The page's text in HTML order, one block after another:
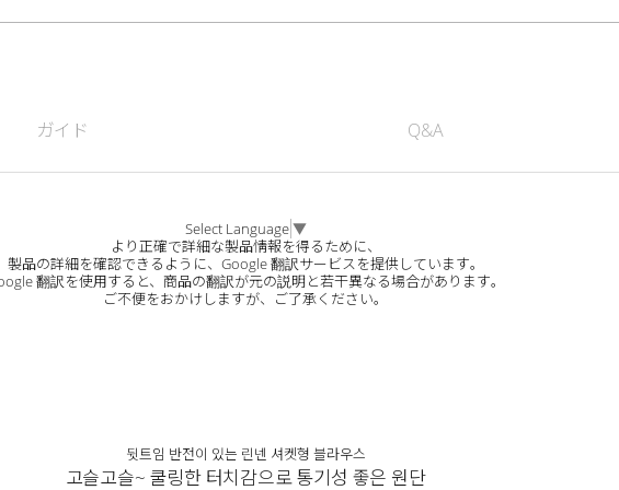
ガイド Q&A
Select Language▼
より正確で詳細な製品情報を得るために、
製品の詳細を確認できるように、Google 翻訳サービスを提供しています。
翻訳を使用すると、商品の翻訳が元の説明と若干異なる場合があります。
ご不便をおかけしますが、ご了承ください。
뒷트임 반전이 있는 린넨 셔켓형 블라우스
고슬고슬~ 쿨링한 터치감으로 통기성 좋은 원단